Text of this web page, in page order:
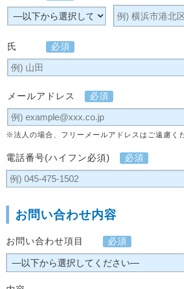
氏 必須
メールアドレス 必須
※法人の場合、フリーメールアドレスはご遠慮く
電話番号(ハイフン必須) 必須
お問い合わせ内容
お問い合わせ項目 必須